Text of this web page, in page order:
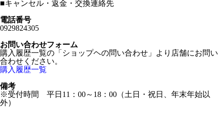
■キャンセル・返金・交換連絡先
電話番号
0929824305
お問い合わせフォーム
購入履歴一覧の「ショップヘの問い合わせ」より店舗にお問い
合わせください。
購入履歴一覧
備考
※受付時間 平日11：00～18：00（土日・祝日、年末年始以
外）